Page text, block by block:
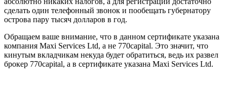
сделать один телефонный звонок и пообещать губернатору
острова пару тысяч долларов в год.
Обращаем ваше внимание, что в данном сертификате указана
компания Maxi Services Ltd, а не 770capital. Это значит, что
кинутым вкладчикам некуда будет обратиться, ведь их развел
брокер 770capital, а в сертификате указана Maxi Services Ltd.